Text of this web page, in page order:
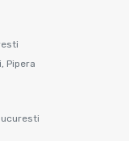
Pipera